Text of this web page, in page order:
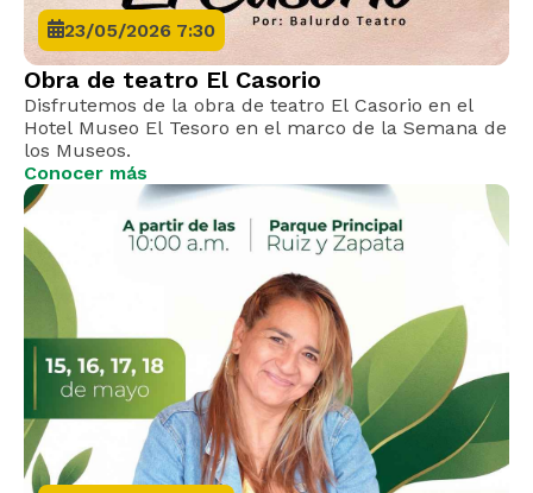
23/05/2026 7:30
Obra de teatro El Casorio
Disfrutemos de la obra de teatro El Casorio en el
Hotel Museo El Tesoro en el marco de la Semana de
los Museos.
Conocer más